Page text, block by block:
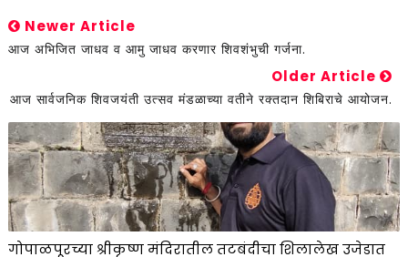
Newer Article
आज अभिजित जाधव व आमु जाधव करणार शिवशंभुची गर्जना.
Older Article
आज सार्वजनिक शिवजयंती उत्सव मंडळाच्या वतीने रक्तदान शिबिराचे आयोजन.
गोपाळपूरच्या श्रीकृष्ण मंदिरातील तटबंदीचा शिलालेख उजेडात